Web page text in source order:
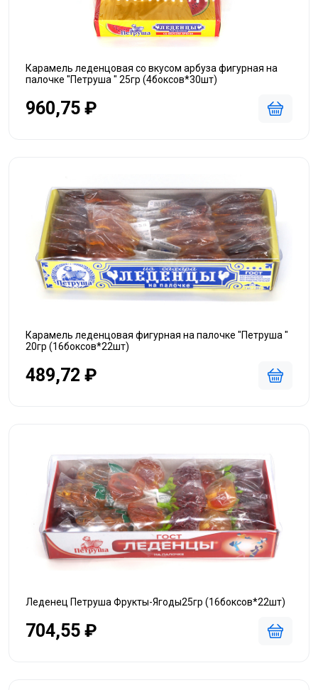
Карамель леденцовая со вкусом арбуза фигурная на
палочке "Петруша " 25гр (4боксов*30шт)
960,75 ₽
Карамель леденцовая фигурная на палочке "Петруша "
20гр (16боксов*22шт)
489,72 ₽
Леденец Петруша Фрукты-Ягоды25гр (16боксов*22шт)
704,55 ₽